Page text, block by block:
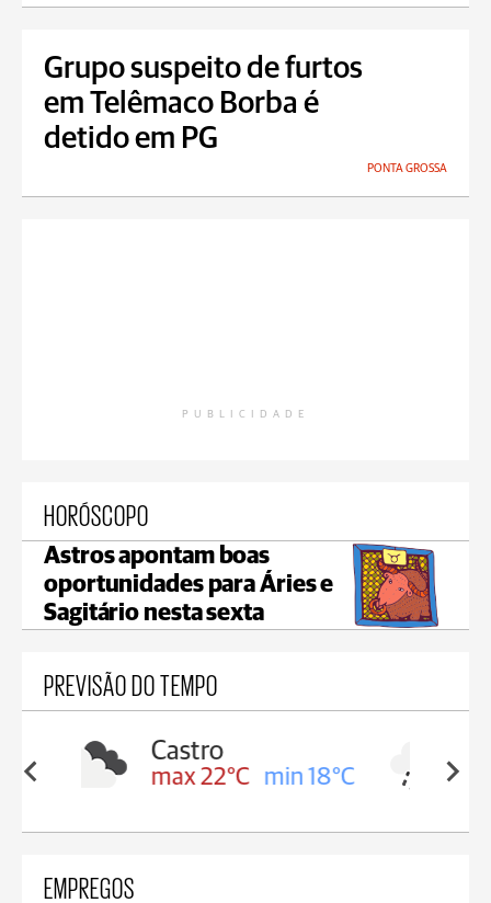
Grupo suspeito de furtos
em Telêmaco Borba é
detido em PG
PONTA GROSSA
PUBLICIDADE
HORÓSCOPO
Astros apontam boas
oportunidades para Áries e
Sagitário nesta sexta
PREVISÃO DO TEMPO
18°C
Carambeí
max 21°C min 18°C
EMPREGOS